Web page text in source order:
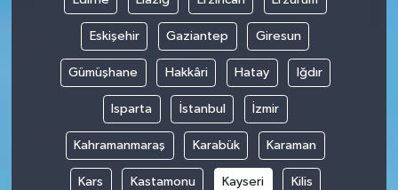
Eskişehir Gaziantep Giresun
Gümüşhane Hakkâri Hatay Iğdır
Isparta İstanbul İzmir
Kahramanmaraş Karabük Karaman
Kars Kastamonu Kayseri Kilis